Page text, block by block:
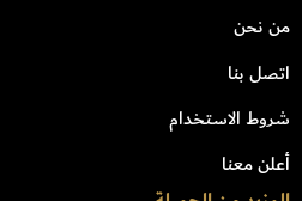
من نحن
اتصل بنا
شروط الاستخدام
أعلن معنا